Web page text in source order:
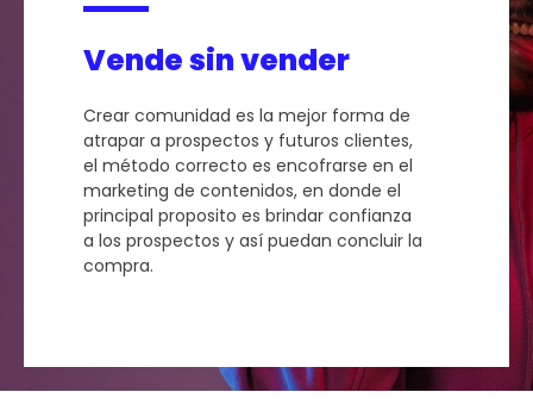
Vende sin vender
Crear comunidad es la mejor forma de
atrapar a prospectos y futuros clientes,
el método correcto es encofrarse en el
marketing de contenidos, en donde el
principal proposito es brindar confianza
a los prospectos y así puedan concluir la
compra.